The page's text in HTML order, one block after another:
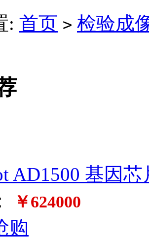
: 首页 > 检验成
AD1500 基因
￥624000
购